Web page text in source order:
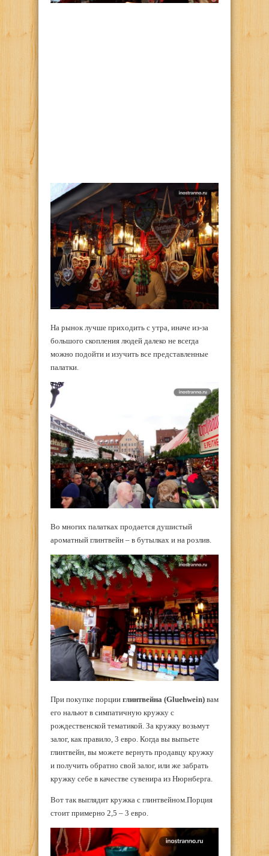
На рынок лучше приходить с утра, иначе из-за
большого скопления людей далеко не всегда
можно подойти и изучить все представленные
палатки.
Во многих палатках продается душистый
ароматный глинтвейн – в бутылках и на розлив.
При покупке порции глинтвейна (Gluehwein) вам
его нальют в симпатичную кружку с
рождественской тематикой. За кружку возьмут
залог, как правило, 3 евро. Когда вы выпьете
глинтвейн, вы можете вернуть продавцу кружку
и получить обратно свой залог, или же забрать
кружку себе в качестве сувенира из Нюрнберга.
Вот так выглядит кружка с глинтвейном.Порция
стоит примерно 2,5 – 3 евро.